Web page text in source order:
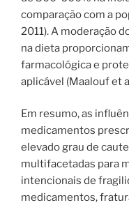
comparação com a
2011). A moderação
na dieta
farmacológica e
aplicável (Maalouf et
Em resumo, as
medicamentos
elevado grau de
multifacetadas para
intencionais de
medicamentos,